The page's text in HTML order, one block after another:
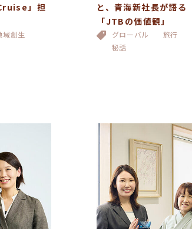
」担
域創生
と、青海新社長が語る
「JTBの価値観」
グローバル 旅行
秘話